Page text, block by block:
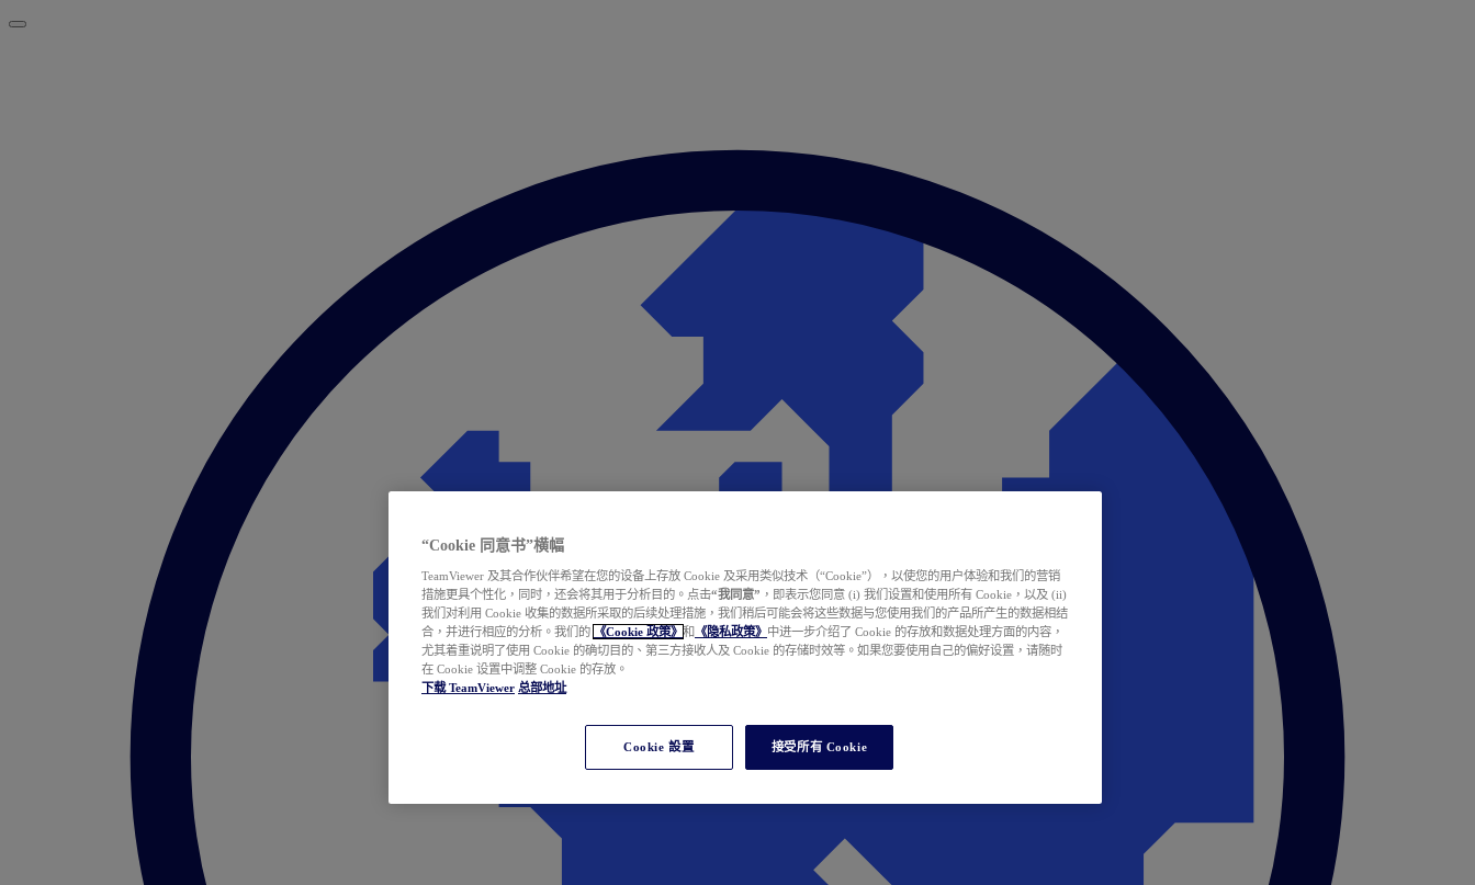
“Cookie 同意书”横幅
TeamViewer 及其合作伙伴希望在您的设备上存放 Cookie 及采用类似技术（“Cookie”），以使您的用户体验和我们的营销
措施更具个性化，同时，还会将其用于分析目的。点击“我同意” ，即表示您同意 (i) 我们设置和使用所有 Cookie，以及 (ii)
我们对利用 Cookie 收集的数据所采取的后续处理措施，我们稍后可能会将这些数据与您使用我们的产品所产生的数据相结
合，并进行相应的分析。我们的
《Cookie 政策》 和 《隐私政策》 中进一步介绍了 Cookie 的存放和数据处理方面的内容，
尤其着重说明了使用 Cookie 的确切目的、第三方接收人及 Cookie 的存储时效等。如果您要使用自己的偏好设置，请随时
在 Cookie 设置中调整 Cookie 的存放。
下载 TeamViewer 总部地址
Cookie 設置 接受所有 Cookie